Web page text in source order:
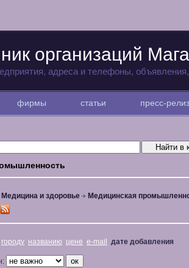
организаций
адреса и телефоны,
фирмы статьи пресс-
Медицина и здоровье Медицинская
городу названию цене e-mail дате добавления